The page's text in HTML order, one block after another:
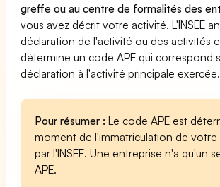
greffe ou au centre de formalités des
vous avez décrit votre activité. L'INSEE
déclaration de l'activité ou des activités
détermine un code APE qui correspond
déclaration à l'activité principale exercée.
Pour résumer : Le code APE est
moment de l'immatriculation de votre
par l'INSEE. Une entreprise n'a qu'un
APE.